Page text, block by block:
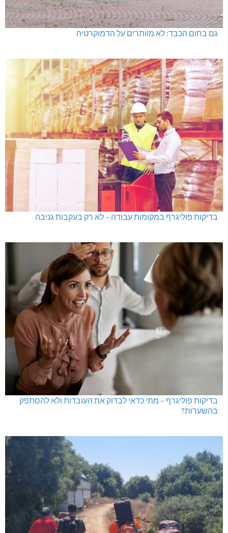
גם בחום הכבד: לא מוותרים על הדמוקרטיה
בדיקות פוליגרף במקומות עבודה – לא רק בעקבות גניבה
בדיקות פוליגרף – מתי כדאי לבדוק את העובדות ולא להסתפק
בהשערות?